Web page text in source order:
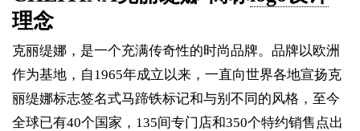
理念
克丽缇娜，是一个充满传奇性的时尚品牌。品牌以欧洲
作为基地，自1965年成立以来，一直向世界各地宣扬克
丽缇娜标志签名式马蹄铁标记和与别不同的风格，至今
全球已有40个国家，135间专门店和350个特约销售点出